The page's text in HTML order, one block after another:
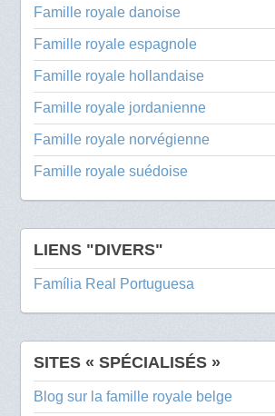
Famille royale danoise
Famille royale espagnole
Famille royale hollandaise
Famille royale jordanienne
Famille royale norvégienne
Famille royale suédoise
LIENS "DIVERS"
Família Real Portuguesa
SITES « SPÉCIALISÉS »
Blog sur la famille royale belge